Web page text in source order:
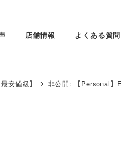
店舗情報 よくある質問
安値級】 非公開: 【Personal】